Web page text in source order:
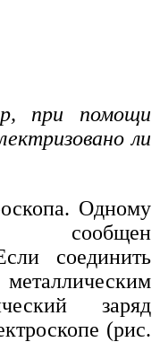
при помощи
ли
Одному
сообщен
соединить
заряд
(рис.